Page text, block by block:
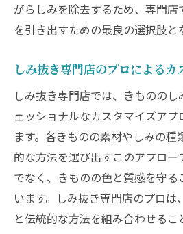
がらしみを除去するため、専門店
を引き出すための最良の選択肢と
しみ抜き専門店のプロによるカ
しみ抜き専門店では、きものの
ェッショナルなカスタマイズア
ます。各きものの素材やしみの
的な方法を選び出すこのアプロ
でなく、きものの色と質感を守る
います。しみ抜き専門店のプロは
と伝統的な方法を組み合わせる